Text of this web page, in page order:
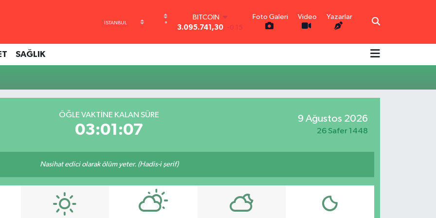
°
BITCOIN
3.095.741,30 -0.15
64,4811 0.38
GRAM ALTIN
Foto Galeri Video Yazarlar
SAĞLIK
ÖĞLE VAKTINE KALAN SÜRE
03:01:06
9 Ağustos 2026
26 Safer 1448
Nasihat edici olarak ölüm yeter. (Hadis-i şerif)